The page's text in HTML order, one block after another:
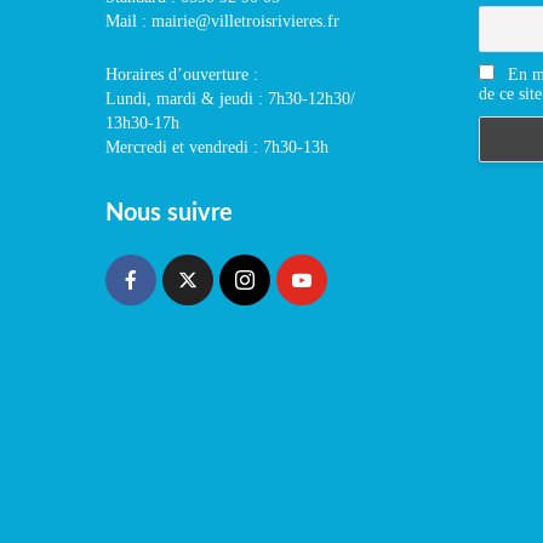
Mail : mairie@villetroisrivieres.fr
Horaires d’ouverture :
Lundi, mardi & jeudi : 7h30-12h30/
13h30-17h
Mercredi et vendredi : 7h30-13h
Nous suivre
En
de ce site